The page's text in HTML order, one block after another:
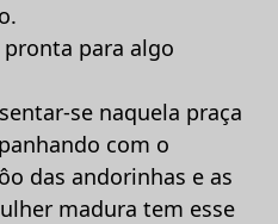
para algo
se naquela praça
com o
das andorinhas e as
madura tem esse